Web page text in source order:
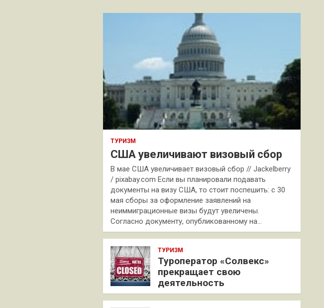
ТУРИЗМ
США увеличивают визовый сбор
В мае США увеличивает визовый сбор // Jackelberry
/ pixabay.com Если вы планировали подавать
документы на визу США, то стоит поспешить: с 30
мая сборы за оформление заявлений на
неиммиграционные визы будут увеличены.
Согласно документу, опубликованному на…
ТУРИЗМ
Туроператор «Солвекс»
прекращает свою
деятельность